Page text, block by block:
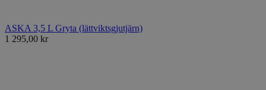
ASKA 3,5 L Gryta (lättviktsgjutjärn)
1 295,00 kr